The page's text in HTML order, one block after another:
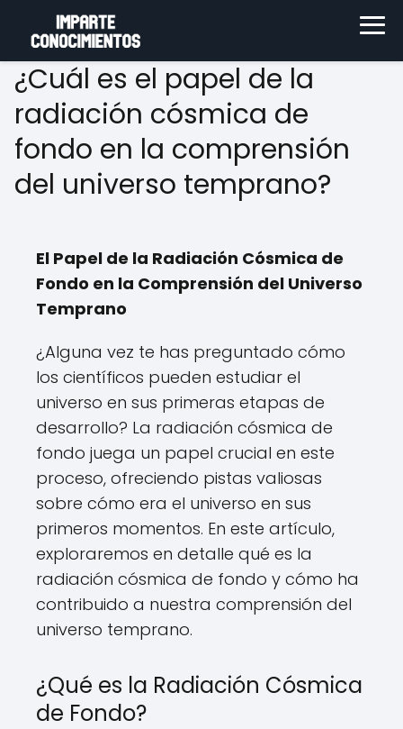
¿Cuál es el papel de la
radiación cósmica de
fondo en la comprensión
del universo temprano?
El Papel de la Radiación Cósmica de
Fondo en la Comprensión del Universo
Temprano
¿Alguna vez te has preguntado cómo
los científicos pueden estudiar el
universo en sus primeras etapas de
desarrollo? La radiación cósmica de
fondo juega un papel crucial en este
proceso, ofreciendo pistas valiosas
sobre cómo era el universo en sus
primeros momentos. En este artículo,
exploraremos en detalle qué es la
radiación cósmica de fondo y cómo ha
contribuido a nuestra comprensión del
universo temprano.
¿Qué es la Radiación Cósmica
de Fondo?